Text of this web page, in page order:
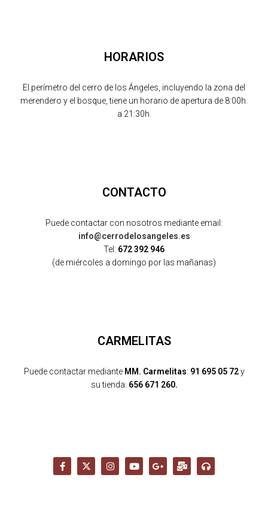
HORARIOS
El perímetro del cerro de los Ángeles, incluyendo la zona del
merendero y el bosque, tiene un horario de apertura de 8:00h.
a 21:30h.
CONTACTO
Puede contactar con nosotros mediante email:
info@cerrodelosangeles.es
Tel: 672 392 946
(de miércoles a domingo por las mañanas)
CARMELITAS
Puede contactar medianteMM. Carmelitas: 91 695 05 72y
su tienda: 656 671 260.